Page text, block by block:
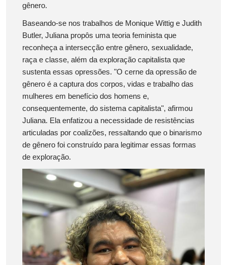
gênero.
Baseando-se nos trabalhos de Monique Wittig e Judith
Butler, Juliana propôs uma teoria feminista que
reconheça a intersecção entre gênero, sexualidade,
raça e classe, além da exploração capitalista que
sustenta essas opressões. "O cerne da opressão de
gênero é a captura dos corpos, vidas e trabalho das
mulheres em benefício dos homens e,
consequentemente, do sistema capitalista", afirmou
Juliana. Ela enfatizou a necessidade de resistências
articuladas por coalizões, ressaltando que o binarismo
de gênero foi construído para legitimar essas formas
de exploração.